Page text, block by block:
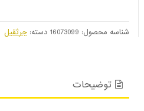
شناسه محصول: 16073099 دسته: جرثقیل
توضیحات